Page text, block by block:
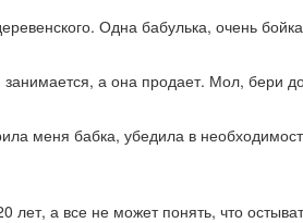
Одна бабулька, очень
а она продает. Мол,
меня бабка, убедила в
а все не может понять, что